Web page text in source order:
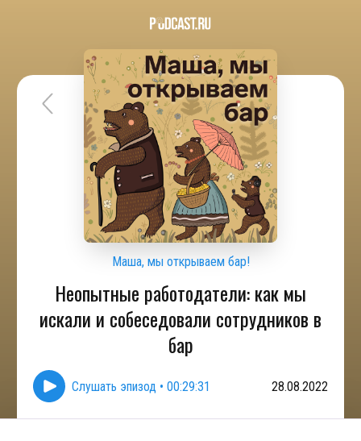
Маша, мы открываем бар!
Неопытные работодатели: как мы
искали и собеседовали сотрудников в
бар
Слушать эпизод • 00:29:31 28.08.2022